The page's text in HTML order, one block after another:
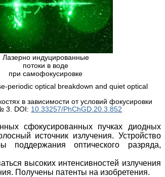
Лазерно индуцированные
потоки в воде
при самофокусировке
periodic optical breakdown and quiet optical
в зависимости от условий фокусировки
3. DOI: 10.33257/PhChGD.20.3.852
сфокусированных пучках диодных
источник излучения. Устройство
поддержания оптического разряда,
высоких интенсивностей излучения
Получены патенты на изобретения.